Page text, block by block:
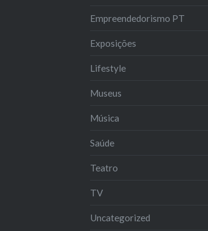
Empreendedorismo PT
Exposições
Lifestyle
Museus
Música
Saúde
Teatro
TV
Uncategorized